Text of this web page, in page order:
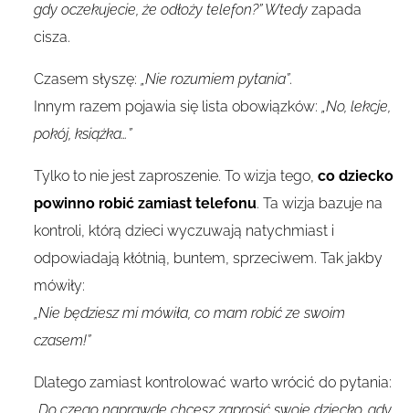
gdy oczekujecie, że odłoży telefon?” Wtedyzapada
cisza.
Czasem słyszę:„Nie rozumiem pytania”.
Innym razem pojawia się lista obowiązków:„No, lekcje,
pokój, książka…”
Tylko to nie jest zaproszenie. To wizja tego,co dziecko
powinno robić zamiast telefonu. Ta wizja bazuje na
kontroli, którą dzieci wyczuwają natychmiast i
odpowiadają kłótnią, buntem, sprzeciwem. Tak jakby
mówiły:
„Nie będziesz mi mówiła, co mam robić ze swoim
czasem!”
Dlatego zamiast kontrolować warto wrócić do pytania: